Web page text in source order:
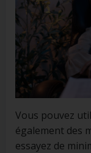
Vous pouvez
également des
essayez de